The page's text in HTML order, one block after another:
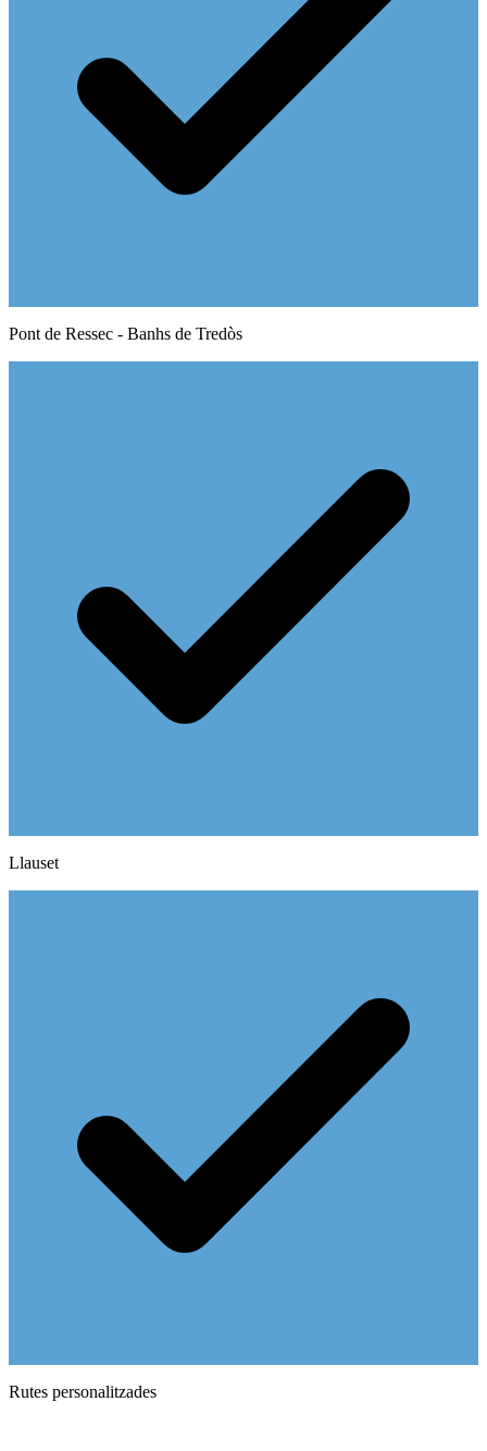
Pont de Ressec - Banhs de Tredòs
Llauset
Rutes personalitzades